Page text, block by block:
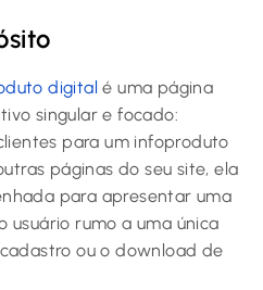
digital é uma página
singular e focado:
para um infoproduto
páginas do seu site, ela
para apresentar uma
usuário rumo a uma única
ou o download de